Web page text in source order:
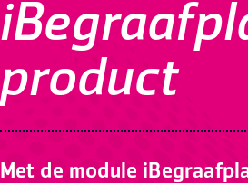
product
Met de module